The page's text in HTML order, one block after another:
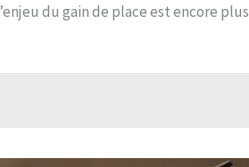
du gain de place est encore plus